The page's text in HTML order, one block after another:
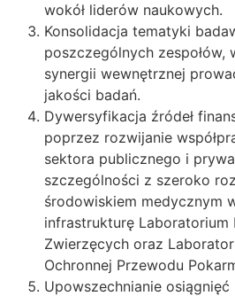
wokół liderów naukowych.
Konsolidacja tematyki
poszczególnych zespołów,
synergii wewnętrznej
jakości badań.
Dywersyfikacja źródeł
poprzez rozwijanie
sektora publicznego i
szczególności z szeroko
środowiskiem medycznym
infrastrukturę Laboratorium
Zwierzęcych oraz
Ochronnej Przewodu
Upowszechnianie